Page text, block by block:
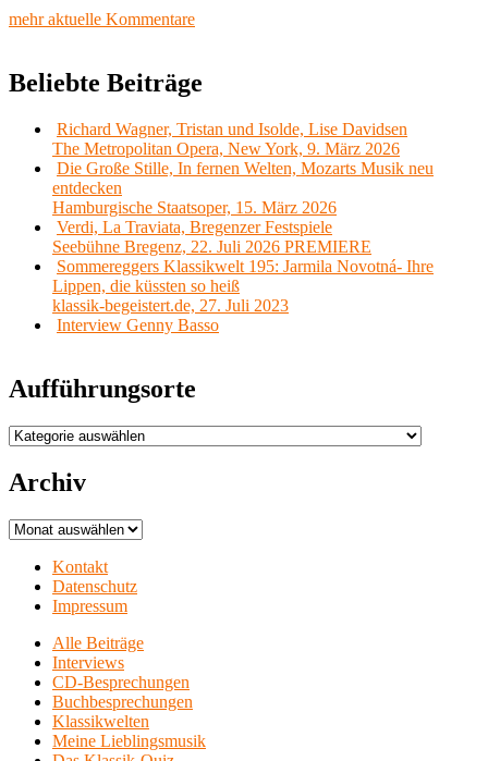
mehr aktuelle Kommentare
Beliebte Beiträge
Richard Wagner, Tristan und Isolde, Lise Davidsen
The Metropolitan Opera, New York, 9. März 2026
Die Große Stille, In fernen Welten, Mozarts Musik neu
entdecken
Hamburgische Staatsoper, 15. März 2026
Verdi, La Traviata, Bregenzer Festspiele
Seebühne Bregenz, 22. Juli 2026 PREMIERE
Sommereggers Klassikwelt 195: Jarmila Novotná- Ihre
Lippen, die küssten so heiß
klassik-begeistert.de, 27. Juli 2023
Interview Genny Basso
Aufführungsorte
Aufführungsorte
Archiv
Archiv
Kontakt
Datenschutz
Impressum
Alle Beiträge
Interviews
CD-Besprechungen
Buchbesprechungen
Klassikwelten
Meine Lieblingsmusik